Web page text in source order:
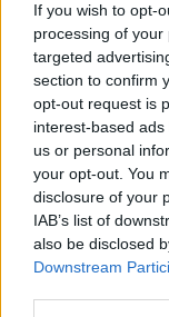
If you wish to opt-
processing of
targeted
section to confirm
opt-out request is
interest-based
us or personal
your opt-out. You
disclosure of your
IAB’s list of
also be disclosed
Downstream
Φωτογραφία: NDP